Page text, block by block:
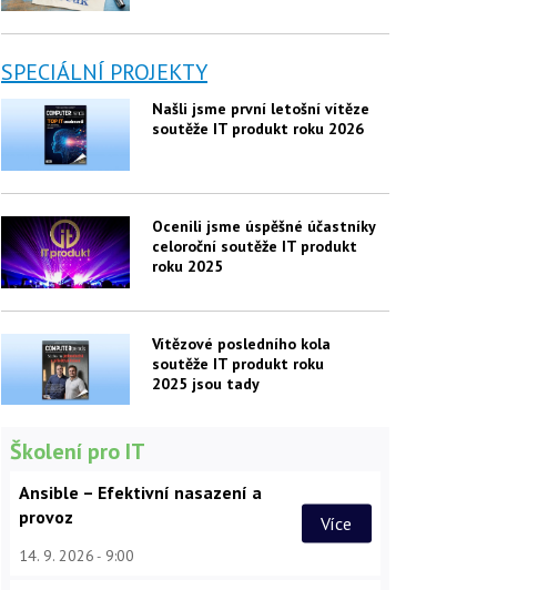
SPECIÁLNÍ PROJEKTY
Našli jsme první letošní vítěze
soutěže IT produkt roku 2026
Ocenili jsme úspěšné účastníky
celoroční soutěže IT produkt
roku 2025
Vítězové posledního kola
soutěže IT produkt roku
2025 jsou tady
Školení pro IT
Ansible – Efektivní nasazení a
provoz
14. 9. 2026 9:00
Více